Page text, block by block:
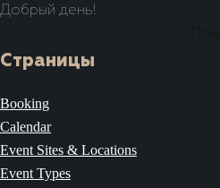
Добрый день!
Страницы
Booking
Calendar
Event Sites & Locations
Event Types